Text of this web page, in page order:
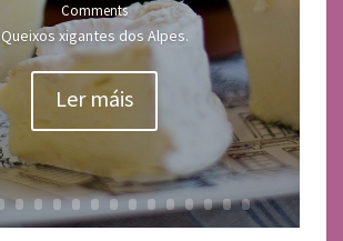
Comments
Queixos xigantes dos Alpes.
Ler máis